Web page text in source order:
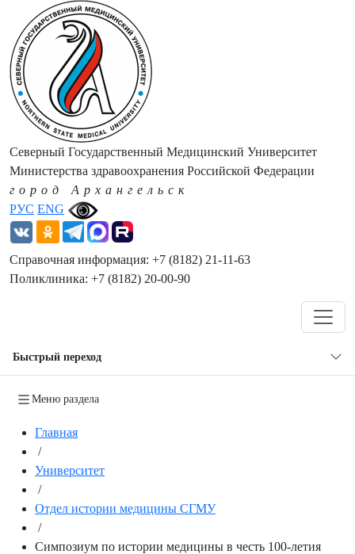
РУС ENG
Северный Государственный Медицинский Университет
Министерства здравоохранения Российской Федерации
город Архангельск
Справочная информация: +7 (8182) 21-11-63
Поликлиника: +7 (8182) 20-00-90
Быстрый переход
Меню раздела
Главная
/
Университет
/
Отдел истории медицины СГМУ
/
Симпозиум по истории медицины в честь 100-летия